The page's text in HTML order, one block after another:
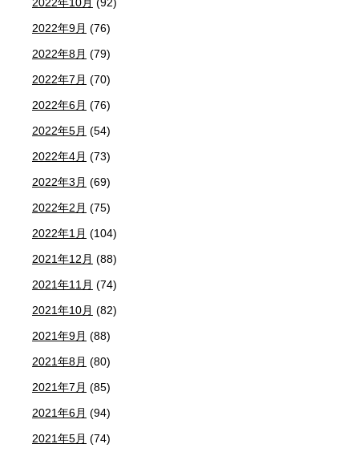
2022年9月 (76)
2022年8月 (79)
2022年7月 (70)
2022年6月 (76)
2022年5月 (54)
2022年4月 (73)
2022年3月 (69)
2022年2月 (75)
2022年1月 (104)
2021年12月 (88)
2021年11月 (74)
2021年10月 (82)
2021年9月 (88)
2021年8月 (80)
2021年7月 (85)
2021年6月 (94)
2021年5月 (74)